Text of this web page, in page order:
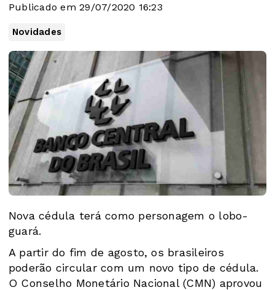
Publicado em 29/07/2020 16:23
Novidades
Nova cédula terá como personagem o lobo-
guará.
A partir do fim de agosto, os brasileiros
poderão circular com um novo tipo de cédula.
O Conselho Monetário Nacional (CMN) aprovou